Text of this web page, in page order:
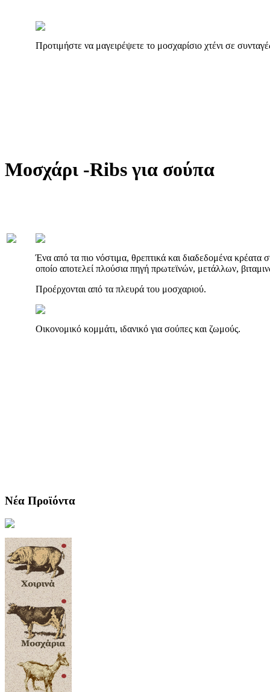
Προτιμήστε να μαγειρέψετε το μοσχαρίσιο χτένι σε
Μοσχάρι -Ribs για σούπα
Ένα από τα πιο νόστιμα, θρεπτικά και διαδεδομένα κρέατα
οποίο αποτελεί πλούσια πηγή πρωτεϊνών, μετάλλων,
Προέρχονται από τα πλευρά του μοσχαριού.
Οικονομικό κομμάτι, ιδανικό για σούπες και ζωμούς.
Νέα Προϊόντα